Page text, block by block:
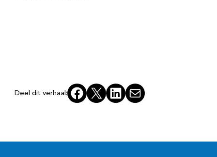
Deel dit verhaal: Facebook
X LinkedInE-mail